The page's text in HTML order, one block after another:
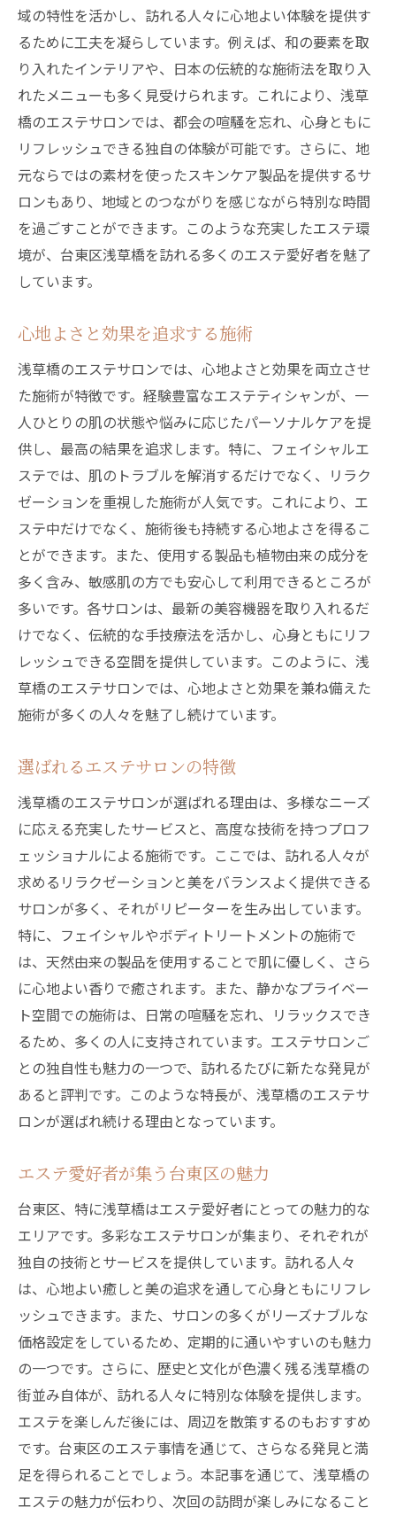
域の特性を活かし、訪れる人々に心地よい体験を提供す
るために工夫を凝らしています。例えば、和の要素を取
り入れたインテリアや、日本の伝統的な施術法を取り入
れたメニューも多く見受けられます。これにより、浅草
橋のエステサロンでは、都会の喧騒を忘れ、心身ともに
リフレッシュできる独自の体験が可能です。さらに、地
元ならではの素材を使ったスキンケア製品を提供するサ
ロンもあり、地域とのつながりを感じながら特別な時間
を過ごすことができます。このような充実したエステ環
境が、台東区浅草橋を訪れる多くのエステ愛好者を魅了
しています。
心地よさと効果を追求する施術
浅草橋のエステサロンでは、心地よさと効果を両立させ
た施術が特徴です。経験豊富なエステティシャンが、一
人ひとりの肌の状態や悩みに応じたパーソナルケアを提
供し、最高の結果を追求します。特に、フェイシャルエ
ステでは、肌のトラブルを解消するだけでなく、リラク
ゼーションを重視した施術が人気です。これにより、エ
ステ中だけでなく、施術後も持続する心地よさを得るこ
とができます。また、使用する製品も植物由来の成分を
多く含み、敏感肌の方でも安心して利用できるところが
多いです。各サロンは、最新の美容機器を取り入れるだ
けでなく、伝統的な手技療法を活かし、心身ともにリフ
レッシュできる空間を提供しています。このように、浅
草橋のエステサロンでは、心地よさと効果を兼ね備えた
施術が多くの人々を魅了し続けています。
選ばれるエステサロンの特徴
浅草橋のエステサロンが選ばれる理由は、多様なニーズ
に応える充実したサービスと、高度な技術を持つプロフ
ェッショナルによる施術です。ここでは、訪れる人々が
求めるリラクゼーションと美をバランスよく提供できる
サロンが多く、それがリピーターを生み出しています。
特に、フェイシャルやボディトリートメントの施術で
は、天然由来の製品を使用することで肌に優しく、さら
に心地よい香りで癒されます。また、静かなプライベー
ト空間での施術は、日常の喧騒を忘れ、リラックスでき
るため、多くの人に支持されています。エステサロンご
との独自性も魅力の一つで、訪れるたびに新たな発見が
あると評判です。このような特長が、浅草橋のエステサ
ロンが選ばれ続ける理由となっています。
エステ愛好者が集う台東区の魅力
台東区、特に浅草橋はエステ愛好者にとっての魅力的な
エリアです。多彩なエステサロンが集まり、それぞれが
独自の技術とサービスを提供しています。訪れる人々
は、心地よい癒しと美の追求を通して心身ともにリフレ
ッシュできます。また、サロンの多くがリーズナブルな
価格設定をしているため、定期的に通いやすいのも魅力
の一つです。さらに、歴史と文化が色濃く残る浅草橋の
街並み自体が、訪れる人々に特別な体験を提供します。
エステを楽しんだ後には、周辺を散策するのもおすすめ
です。台東区のエステ事情を通じて、さらなる発見と満
足を得られることでしょう。本記事を通じて、浅草橋の
エステの魅力が伝わり、次回の訪問が楽しみになること